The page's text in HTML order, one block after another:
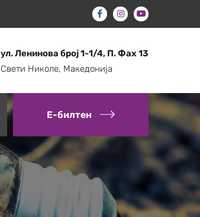
ул. Ленинова број 1-1/4, П. Фах 13
Свети Николе, Македонија
Е-билтен